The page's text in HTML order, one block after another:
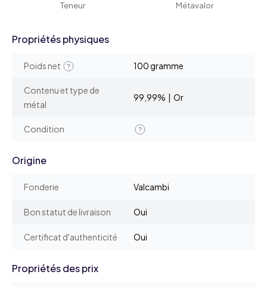
Teneur Métavalor
Propriétés physiques
Poids net 100 gramme
Contenu et type de
métal
99,99% | Or
Condition
Origine
Fonderie Valcambi
Bon statut de livraison Oui
Certificat d'authenticité Oui
Propriétés des prix